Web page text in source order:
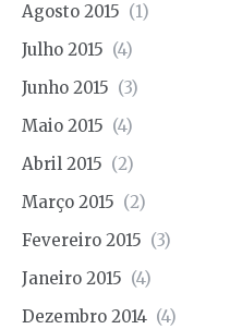
Agosto 2015 (1)
Julho 2015 (4)
Junho 2015 (3)
Maio 2015 (4)
Abril 2015 (2)
Março 2015 (2)
Fevereiro 2015 (3)
Janeiro 2015 (4)
Dezembro 2014 (4)